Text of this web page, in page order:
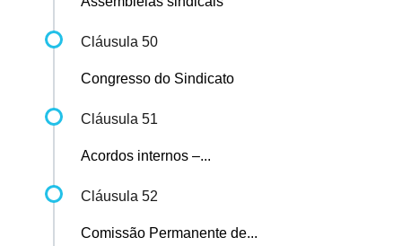
Cláusula 50
Congresso do Sindicato
Cláusula 51
Acordos internos –...
Cláusula 52
Comissão Permanente de...